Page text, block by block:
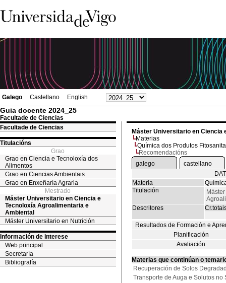
Galego Castellano English
Guia docente 2024_25
Facultade de Ciencias
Facultade de Ciencias
Titulacións
Grao
Grao en Ciencia e Tecnoloxía dos
Alimentos
Grao en Ciencias Ambientais
Grao en Enxeñaría Agraria
Mestrado
Máster Universitario en Ciencia e
Tecnoloxía Agroalimentaria e
Ambiental
Máster Universitario en Nutrición
Información de interese
Web principal
Secretaría
Bibliografía
Máster Universitario en Ciencia
Materias
Química dos Produtos
Recomendacións
galego
castellano
Materia
Titulación
Descritores
Resultados de Formación e
Planificación
Avaliación
Materias que continúan o
Recuperación de Solos
Transporte de Auga e Solutos no